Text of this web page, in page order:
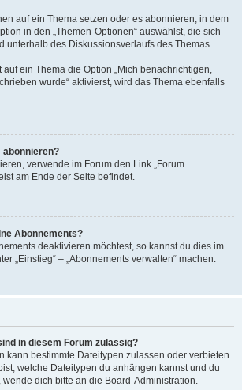
auf ein Thema setzen oder es abonnieren, in dem
in den „Themen-Optionen“ auswählst, die sich
unterhalb des Diskussionsverlaufs des Themas
auf ein Thema die Option „Mich benachrichtigen,
wurde“ aktivierst, wird das Thema ebenfalls
abonnieren?
verwende im Forum den Link „Forum
am Ende der Seite befindet.
Abonnements?
deaktivieren möchtest, so kannst du dies im
„Einstieg“ – „Abonnements verwalten“ machen.
in diesem Forum zulässig?
kann bestimmte Dateitypen zulassen oder verbieten.
welche Dateitypen du anhängen kannst und du
wende dich bitte an die Board-Administration.